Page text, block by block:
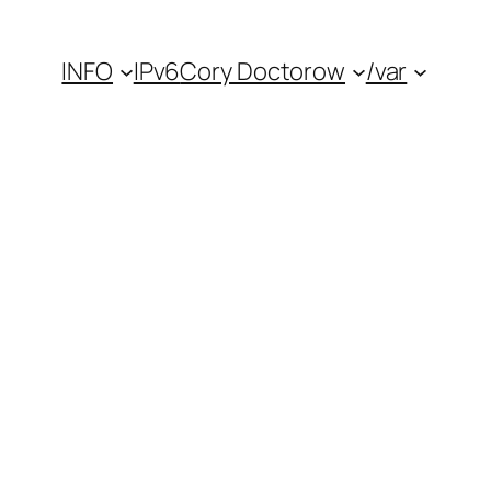
INFO IPv6Cory Doctorow /var